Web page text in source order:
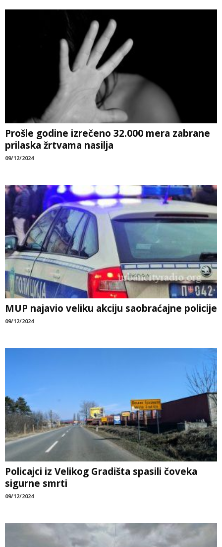
Prošle godine izrečeno 32.000 mera zabrane
prilaska žrtvama nasilja
09/12/2024
MUP najavio veliku akciju saobraćajne policije
09/12/2024
Policajci iz Velikog Gradišta spasili čoveka
sigurne smrti
09/12/2024